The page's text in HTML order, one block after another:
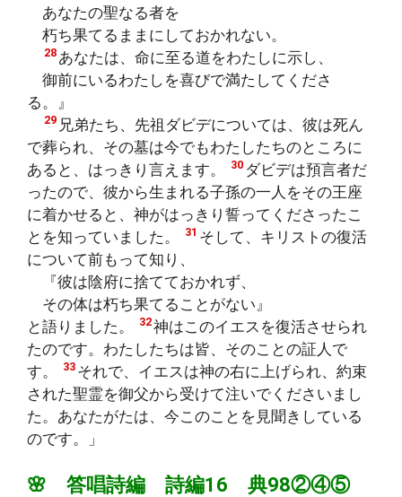
あなたの聖なる者を
朽ち果てるままにしておかれない。
28 あなたは、命に至る道をわたしに示し、
御前にいるわたしを喜びで満たしてくださ
る。』
29 兄弟たち、先祖ダビデについては、彼は死ん
で葬られ、その墓は今でもわたしたちのところに
あると、はっきり言えます。
30 ダビデは預言者だ
ったので、彼から生まれる子孫の一人をその王座
に着かせると、神がはっきり誓ってくださったこ
とを知っていました。
31 そして、キリストの復活
について前もって知り、
『彼は陰府に捨てておかれず、
その体は朽ち果てることがない』
と語りました。
32神はこのイエスを復活させられ
たのです。わたしたちは皆、そのことの証人で
す。
33 それで、イエスは神の右に上げられ、約束
された聖霊を御父から受けて注いでくださいまし
た。あなたがたは、今このことを見聞きしている
のです。」
🌸 答唱詩編 詩編16 典98②④⑤